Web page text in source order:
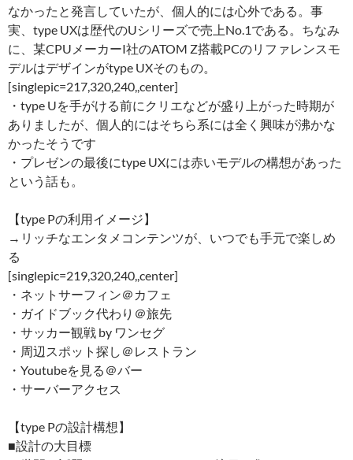
なかったと発言していたが、個人的には心外である。事
実、type UXは歴代のUシリーズで売上No.1である。ちなみ
に、某CPUメーカーI社のATOM Z搭載PCのリファレンスモ
デルはデザインがtype UXそのもの。
[singlepic=217,320,240,,center]
・type Uを手がける前にクリエなどが盛り上がった時期が
ありましたが、個人的にはそちら系には全く興味が沸かな
かったそうです
・プレゼンの最後にtype UXには赤いモデルの構想があった
という話も。
【type Pの利用イメージ】
→リッチなエンタメコンテンツが、いつでも手元で楽しめ
る
[singlepic=219,320,240,,center]
・ネットサーフィン＠カフェ
・ガイドブック代わり＠旅先
・サッカー観戦 by ワンセグ
・周辺スポット探し＠レストラン
・Youtubeを見る＠バー
・サーバーアクセス
【type Pの設計構想】
■設計の大目標